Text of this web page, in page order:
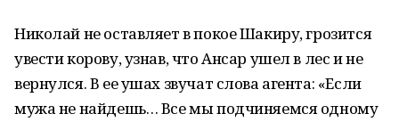
Николай не оставляет в покое Шакиру, грозится
увести корову, узнав, что Ансар ушел в лес и не
вернулся. В ее ушах звучат слова агента: «Если
мужа не найдешь… Все мы подчиняемся одному